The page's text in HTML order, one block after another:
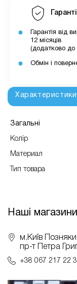
Гарантія від
12 місяців
(додатково до
Обмін і
Характеристики
Загальні
Колір
Материал
Тип товара
Наші магазини
м.Київ Позняки
пр-т Петра
+38 067 217 22